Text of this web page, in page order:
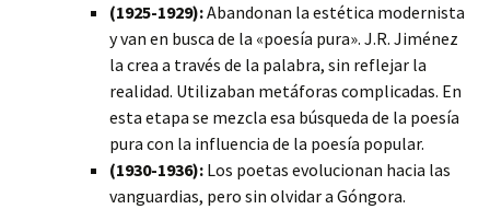
(1925-1929):Abandonan la estética modernista
y van en busca de la «poesía pura». J.R. Jiménez
la crea a través de la palabra, sin reflejar la
realidad. Utilizaban metáforas complicadas. En
esta etapa se mezcla esa búsqueda de la poesía
pura con la influencia de la poesía popular.
(1930-1936): Los poetas evolucionan hacia las
vanguardias, pero sin olvidar a Góngora.